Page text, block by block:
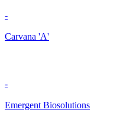
-
Carvana 'A'
-
Emergent Biosolutions